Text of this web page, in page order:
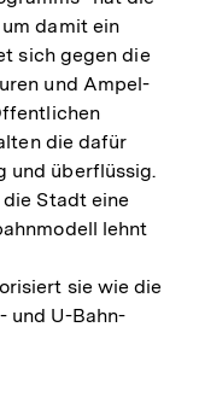
damit ein
sich gegen die
und Ampel-
die dafür
und überflüssig.
Stadt eine
lehnt
sie wie die
und U-Bahn-